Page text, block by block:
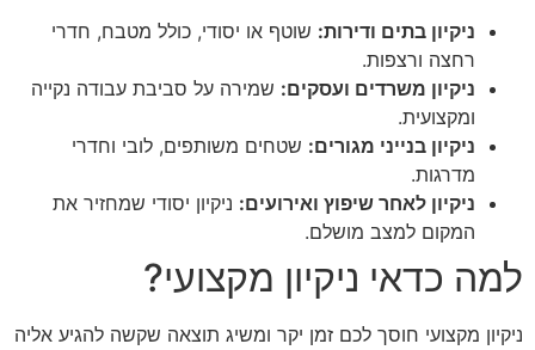
ניקיון בתים ודירות: שוטף או יסודי, כולל מטבח, חדרי
רחצה ורצפות.
ניקיון משרדים ועסקים: שמירה על סביבת עבודה נקייה
ומקצועית.
ניקיון בנייני מגורים: שטחים משותפים, לובי וחדרי
מדרגות.
ניקיון לאחר שיפוץ ואירועים: ניקיון יסודי שמחזיר את
המקום למצב מושלם.
למה כדאי ניקיון מקצועי?
ניקיון מקצועי חוסך לכם זמן יקר ומשיג תוצאה שקשה להגיע אליה